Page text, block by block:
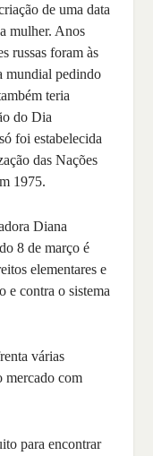
de uma data
mulher. Anos
russas foram às
mundial pedindo
teria
do Dia
foi estabelecida
das Nações
1975.
Diana
8 de março é
elementares e
e contra o sistema
várias
mercado com
para encontrar